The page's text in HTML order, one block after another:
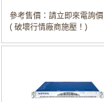
參考售價：請立即來電詢價
( 破壞行情廠商施壓！)